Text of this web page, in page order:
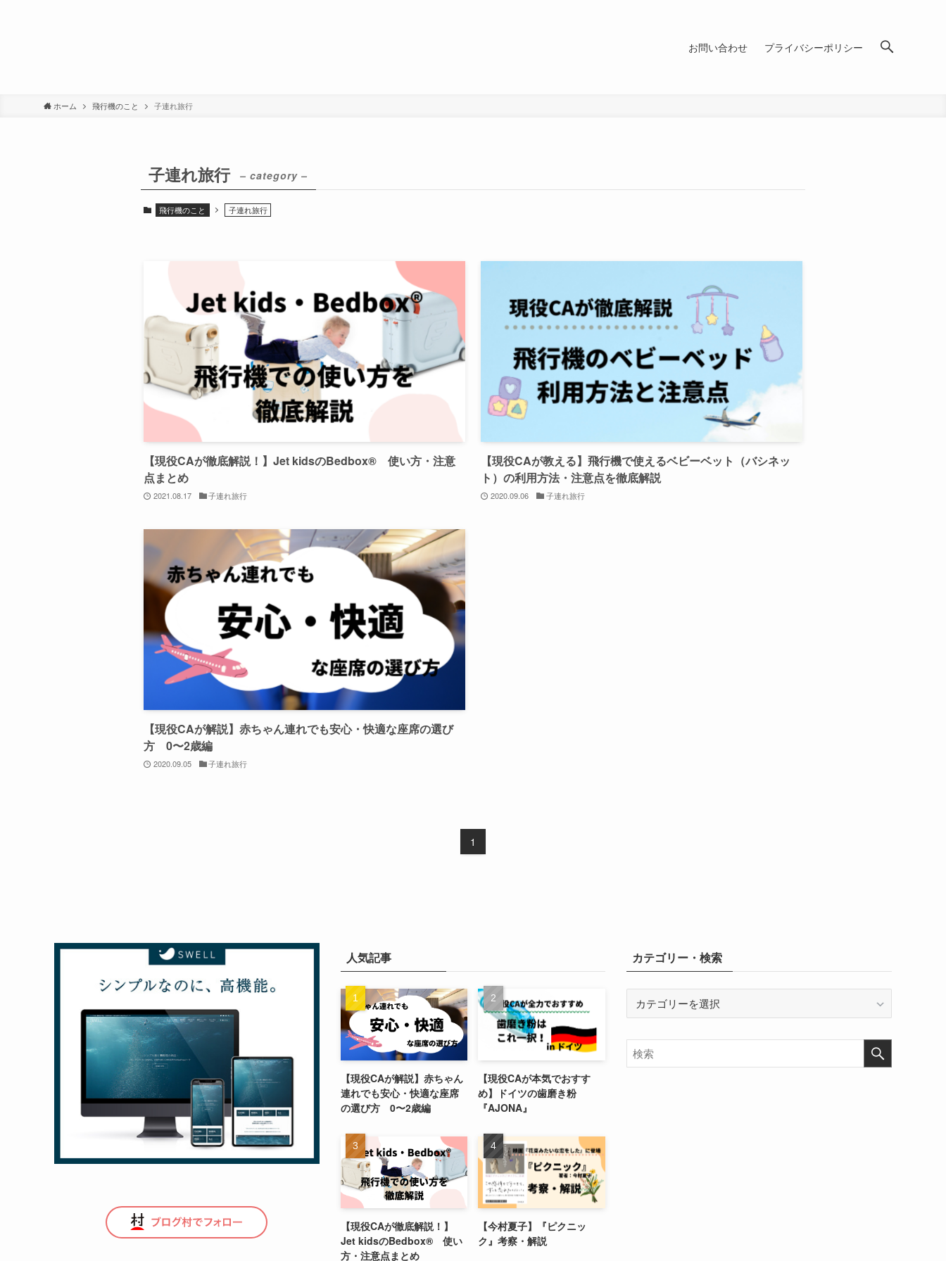
お問い合わせ プライバシーポリシー
ホーム 飛行機のこと 子連れ旅行
子連れ旅行 – category –
飛行機のこと 子連れ旅行
【現役CAが徹底解説！】Jet kidsのBedbox® 使い方・注意
点まとめ
2021.08.17 子連れ旅行
【現役CAが教える】飛行機で使えるベビーベット（バシネッ
ト）の利用方法・注意点を徹底解説
2020.09.06 子連れ旅行
【現役CAが解説】赤ちゃん連れでも安心・快適な座席の選び
方 0〜2歳編
2020.09.05 子連れ旅行
1
人気記事
【現役CAが解説】赤ちゃん
連れでも安心・快適な座席
の選び方 0〜2歳編
【現役CAが本気でおすす
め】ドイツの歯磨き粉
『AJONA』
【現役CAが徹底解説！】
Jet kidsのBedbox® 使い
方・注意点まとめ
【今村夏子】『ピクニッ
ク』考察・解説
カテゴリー・検索
リ
ー・